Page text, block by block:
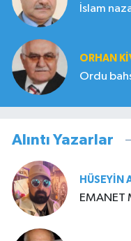
İslam
ORHAN
Ordu
Alıntı Yazarlar
HÜSEYIN
EMANET